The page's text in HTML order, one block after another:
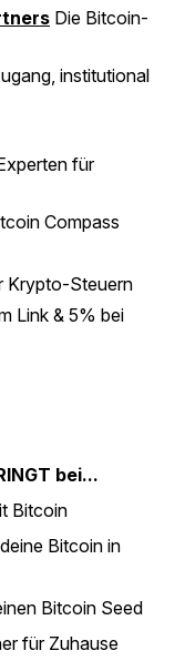
Die Bitcoin-
institutional
für
Compass
Krypto-Steuern
Link & 5% bei
bei...
Bitcoin
Bitcoin in
Bitcoin Seed
für Zuhause